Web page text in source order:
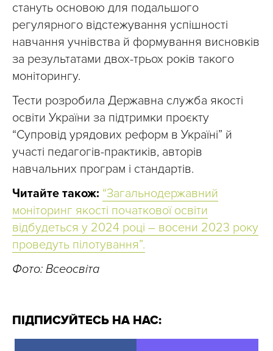
стануть основою для подальшого
регулярного відстежування успішності
навчання учнівства й формування висновків
за результатами двох-трьох років такого
моніторингу.
Тести розробила Державна служба якості
освіти України за підтримки проєкту
“Супровід урядових реформ в Україні” й
участі педагогів-практиків, авторів
навчальних програм і стандартів.
Читайте також: “Загальнодержавний
моніторинг якості початкової освіти
відбудеться у 2024 році – восени 2023 року
проведуть пілотування”.
Фото: Всеосвіта
ПІДПИСУЙТЕСЬ НА НАС: